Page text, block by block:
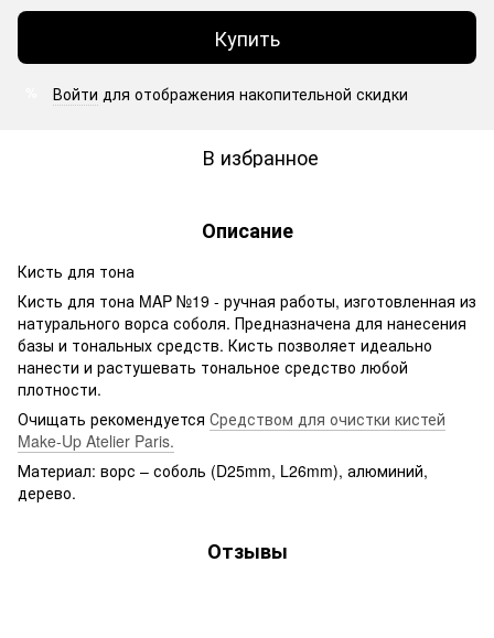
Купить
Войти для отображения накопительной скидки
В избранное
Описание
Кисть для тона
Кисть для тона MAP №19 - ручная работы, изготовленная из
натурального ворса соболя. Предназначена для нанесения
базы и тональных средств. Кисть позволяет идеально
нанести и растушевать тональное средство любой
плотности.
Очищать рекомендуется Средством для очистки кистей
Make-Up Atelier Paris.
Материал: ворс – соболь (D25mm, L26mm), алюминий,
дерево.
Отзывы